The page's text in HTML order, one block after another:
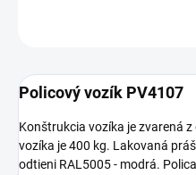
Policový vozík PV4107
Konštrukcia vozíka je zvarená
vozíka je 400 kg. Lakovaná
odtieni RAL5005 - modrá.